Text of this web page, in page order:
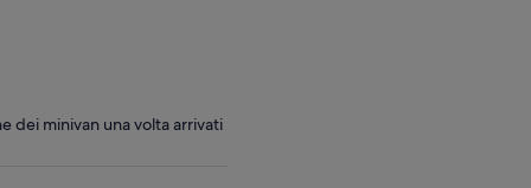
dei minivan una volta arrivati